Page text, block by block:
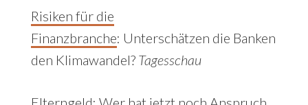
Risiken für die
Finanzbranche: Unterschätzen die Banken
den Klimawandel? Tagesschau